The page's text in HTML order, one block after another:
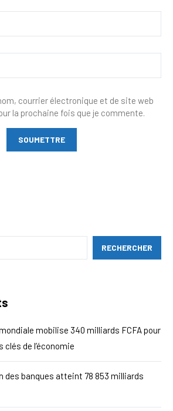
courrier électronique et de site web
la prochaine fois que je commente.
RECHERCHER
mobilise 340 milliards FCFA pour
de l’économie
des banques atteint 78 853 milliards